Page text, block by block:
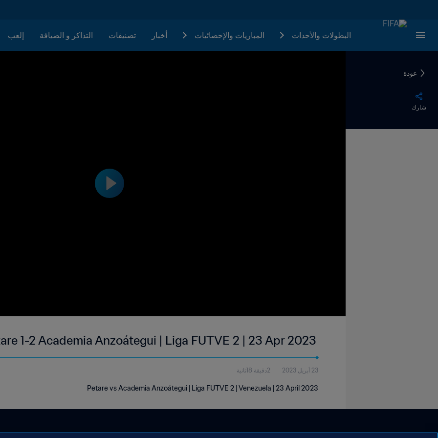
البطولات والأحدات المباريات والإحصائيات أخبار تصنيفات التذاكر و الضيافة إلعب
عودة
شارك
1-2 Academia Anzoátegui | Liga FUTVE 2 | 23 Apr 2023
23 أبريل 2023 2دقيقة 18ثانية
Petare vs Academia Anzoátegui | Liga FUTVE 2 | Venezuela | 23 April 2023